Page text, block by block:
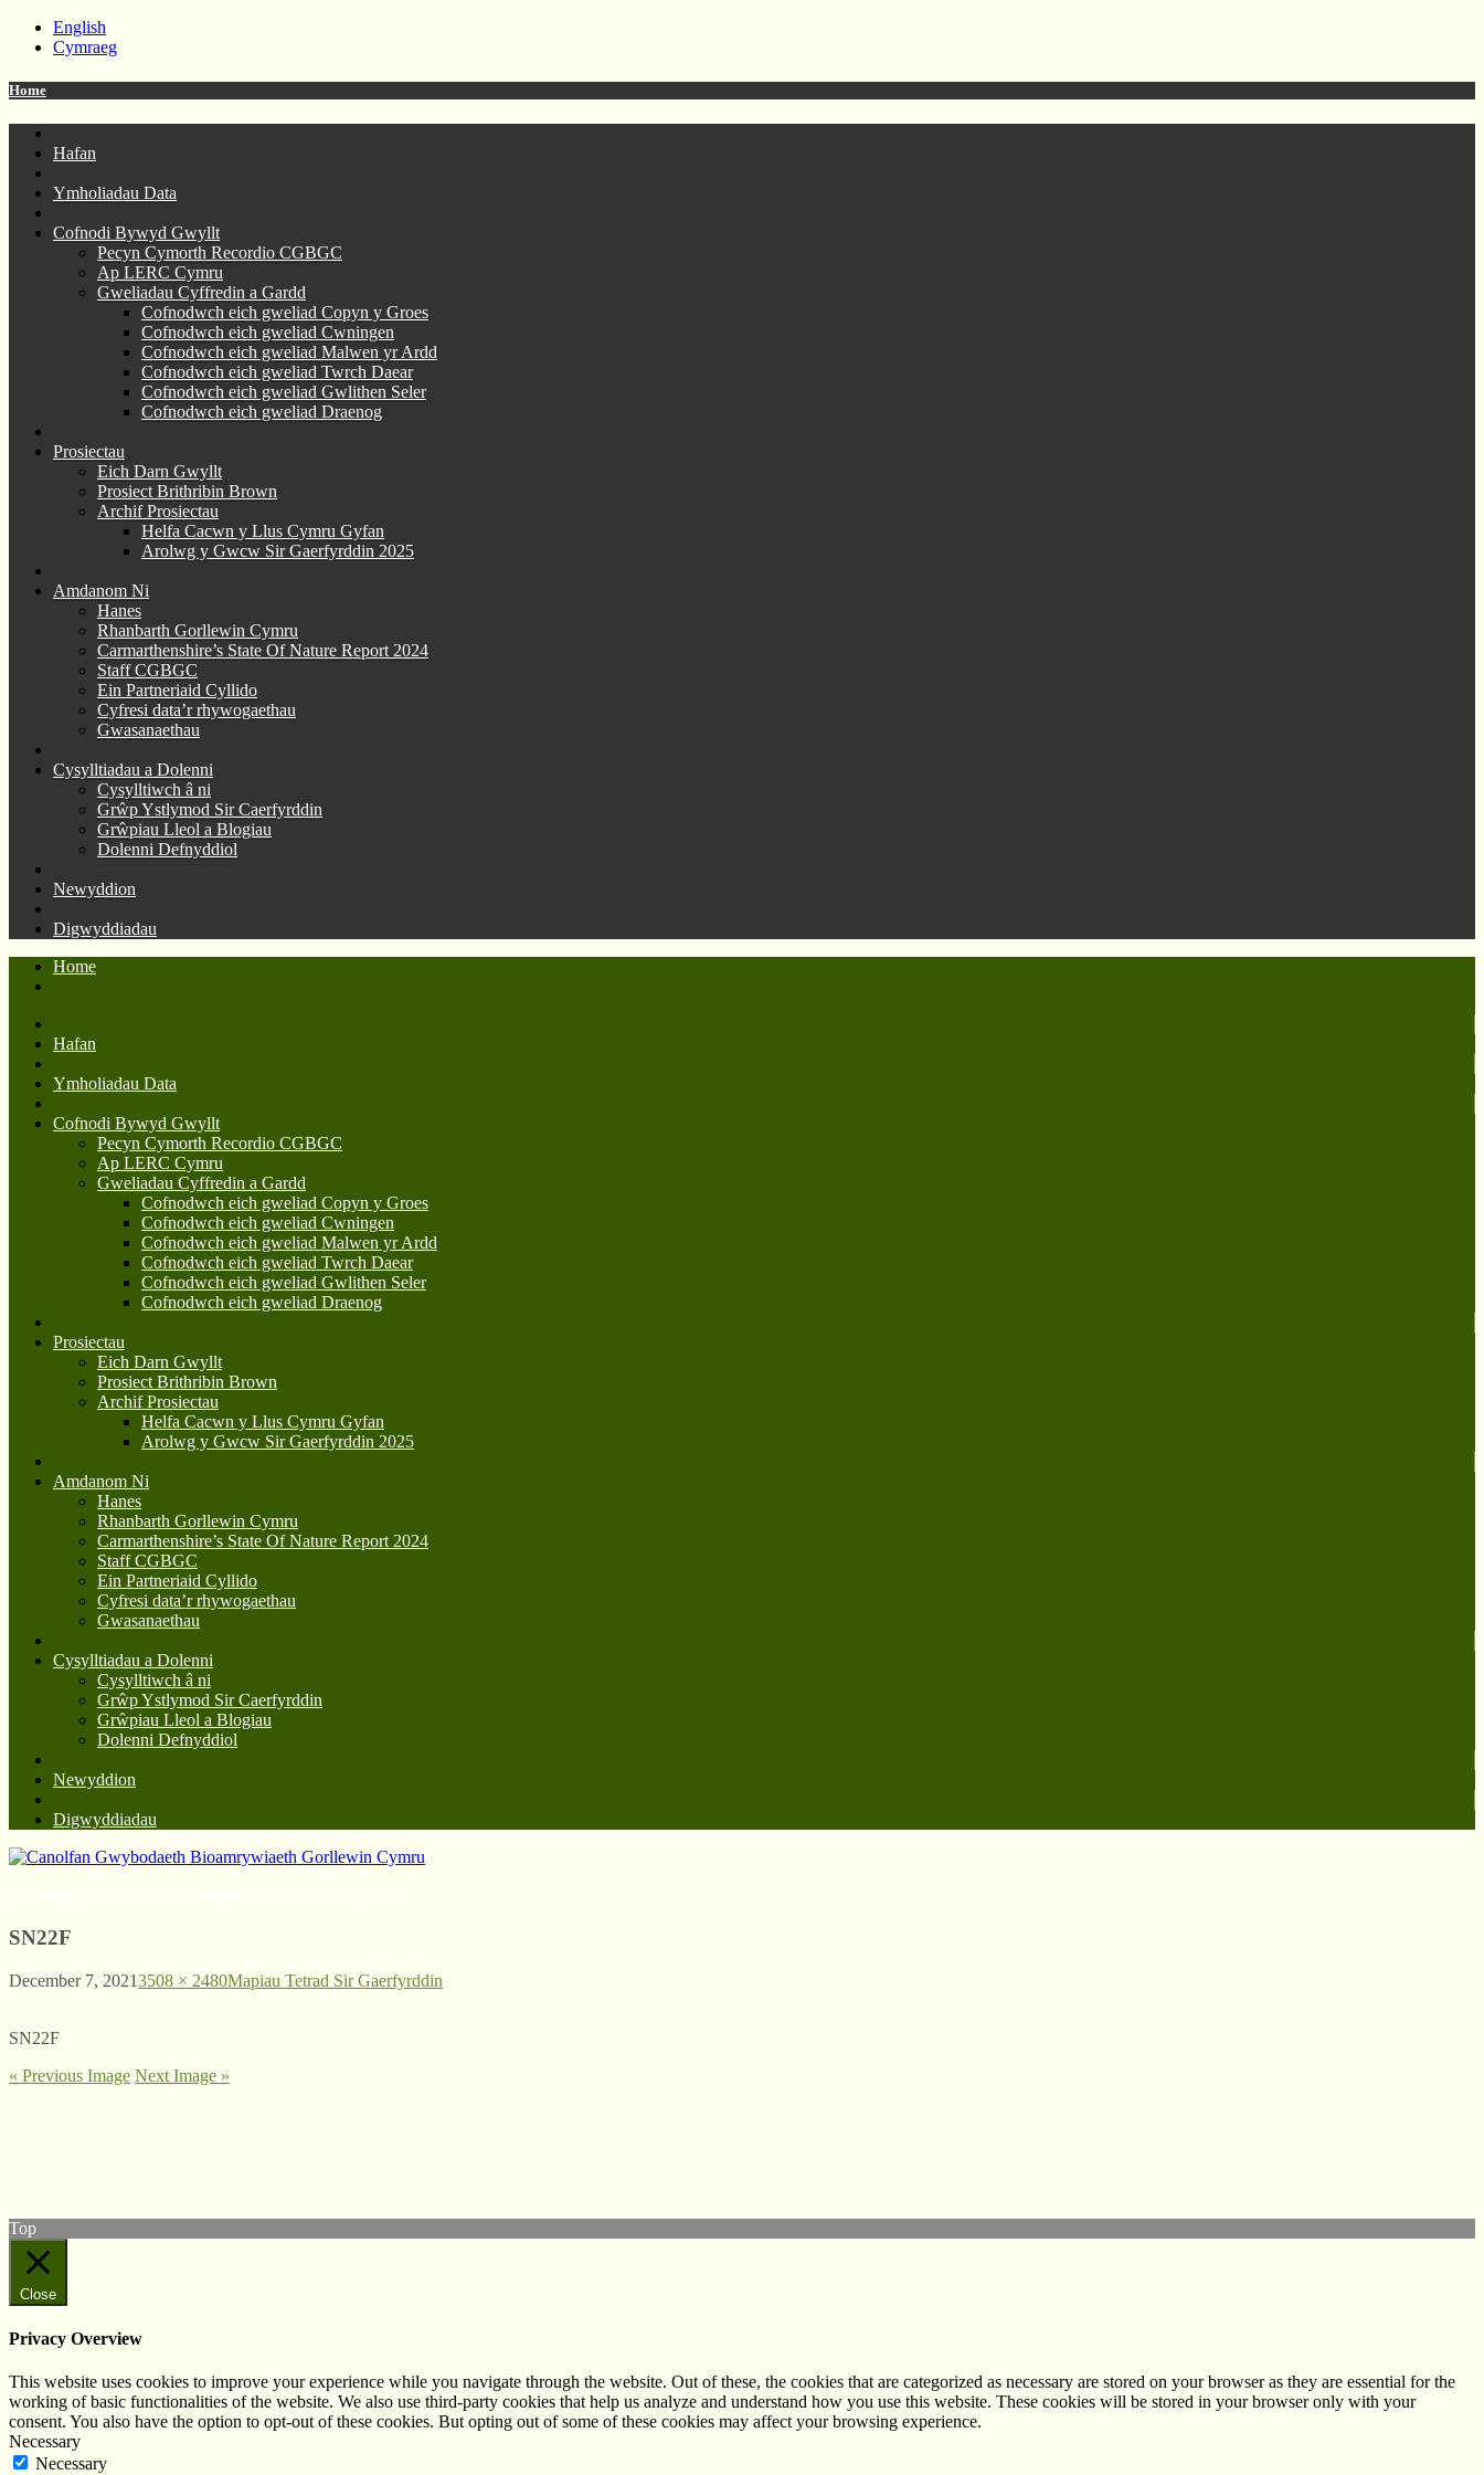
English
Cymraeg
Home
Hafan
Ymholiadau Data
Cofnodi Bywyd Gwyllt
Pecyn Cymorth Recordio CGBGC
Ap LERC Cymru
Gweliadau Cyffredin a Gardd
Cofnodwch eich gweliad Copyn y Groes
Cofnodwch eich gweliad Cwningen
Cofnodwch eich gweliad Malwen yr Ardd
Cofnodwch eich gweliad Twrch Daear
Cofnodwch eich gweliad Gwlithen Seler
Cofnodwch eich gweliad Draenog
Prosiectau
Eich Darn Gwyllt
Prosiect Brithribin Brown
Archif Prosiectau
Helfa Cacwn y Llus Cymru Gyfan
Arolwg y Gwcw Sir Gaerfyrddin 2025
Amdanom Ni
Hanes
Rhanbarth Gorllewin Cymru
Carmarthenshire’s State Of Nature Report 2024
Staff CGBGC
Ein Partneriaid Cyllido
Cyfresi data’r rhywogaethau
Gwasanaethau
Cysylltiadau a Dolenni
Cysylltiwch â ni
Grŵp Ystlymod Sir Caerfyrddin
Grŵpiau Lleol a Blogiau
Dolenni Defnyddiol
Newyddion
Digwyddiadau
Home
Hafan
Ymholiadau Data
Cofnodi Bywyd Gwyllt
Pecyn Cymorth Recordio CGBGC
Ap LERC Cymru
Gweliadau Cyffredin a Gardd
Cofnodwch eich gweliad Copyn y Groes
Cofnodwch eich gweliad Cwningen
Cofnodwch eich gweliad Malwen yr Ardd
Cofnodwch eich gweliad Twrch Daear
Cofnodwch eich gweliad Gwlithen Seler
Cofnodwch eich gweliad Draenog
Prosiectau
Eich Darn Gwyllt
Prosiect Brithribin Brown
Archif Prosiectau
Helfa Cacwn y Llus Cymru Gyfan
Arolwg y Gwcw Sir Gaerfyrddin 2025
Amdanom Ni
Hanes
Rhanbarth Gorllewin Cymru
Carmarthenshire’s State Of Nature Report 2024
Staff CGBGC
Ein Partneriaid Cyllido
Cyfresi data’r rhywogaethau
Gwasanaethau
Cysylltiadau a Dolenni
Cysylltiwch â ni
Grŵp Ystlymod Sir Caerfyrddin
Grŵpiau Lleol a Blogiau
Dolenni Defnyddiol
Newyddion
Digwyddiadau
SN22F
December 7, 20213508 × 2480Mapiau Tetrad Sir Gaerfyrddin
SN22F
« Previous Image Next Image »
Top
Close
Privacy Overview
This website uses cookies to improve your experience while you navigate through the website. Out of these, the cookies that are categorized as necessary are stored on your browser as they are essential for the
working of basic functionalities of the website. We also use third-party cookies that help us analyze and understand how you use this website. These cookies will be stored in your browser only with your
consent. You also have the option to opt-out of these cookies. But opting out of some of these cookies may affect your browsing experience.
Necessary
Necessary